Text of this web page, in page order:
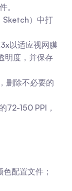
。
Sketch）中打
以适应视网膜
明度，并保存
删除不必要的
72-150 PPI，
配置文件；